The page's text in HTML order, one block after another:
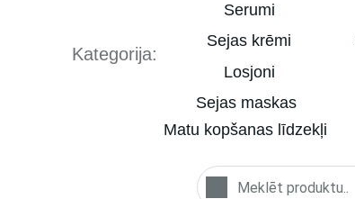
Kategorija:
Serumi
Sejas krēmi
Losjoni
Sejas maskas
Matu kopšanas līdzekļi